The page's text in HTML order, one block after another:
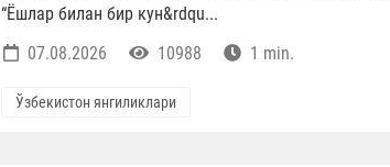
“Ёшлар билан бир кун&rdqu...
07.08.2026
10988 1 min.
Ўзбекистон янгиликлари